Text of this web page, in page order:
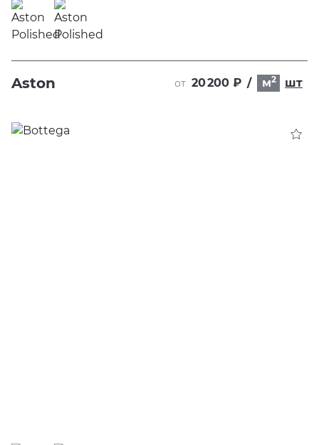
Aston от 20 200 ₽ / м2 шт